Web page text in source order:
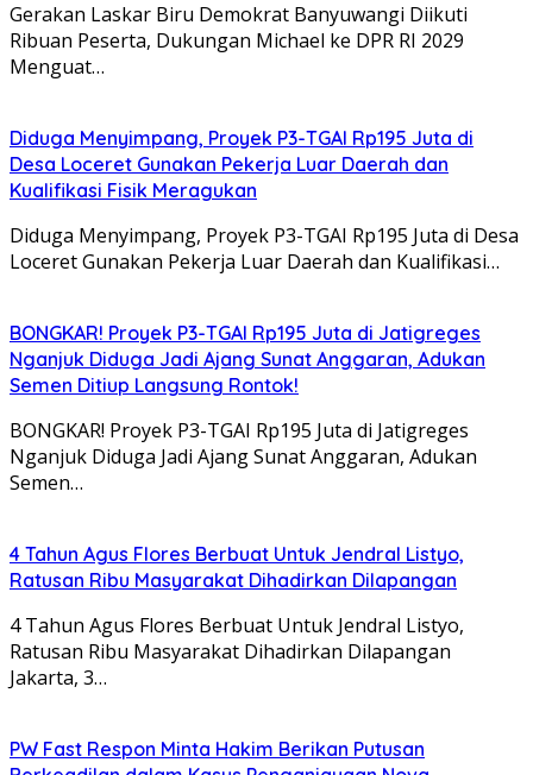
Gerakan Laskar Biru Demokrat Banyuwangi Diikuti
Ribuan Peserta, Dukungan Michael ke DPR RI 2029
Menguat…
Diduga Menyimpang, Proyek P3-TGAI Rp195 Juta di
Desa Loceret Gunakan Pekerja Luar Daerah dan
Kualifikasi Fisik Meragukan
Diduga Menyimpang, Proyek P3-TGAI Rp195 Juta di Desa
Loceret Gunakan Pekerja Luar Daerah dan Kualifikasi…
BONGKAR! Proyek P3-TGAI Rp195 Juta di Jatigreges
Nganjuk Diduga Jadi Ajang Sunat Anggaran, Adukan
Semen Ditiup Langsung Rontok!
BONGKAR! Proyek P3-TGAI Rp195 Juta di Jatigreges
Nganjuk Diduga Jadi Ajang Sunat Anggaran, Adukan
Semen…
4 Tahun Agus Flores Berbuat Untuk Jendral Listyo,
Ratusan Ribu Masyarakat Dihadirkan Dilapangan
4 Tahun Agus Flores Berbuat Untuk Jendral Listyo,
Ratusan Ribu Masyarakat Dihadirkan Dilapangan
Jakarta, 3…
PW Fast Respon Minta Hakim Berikan Putusan